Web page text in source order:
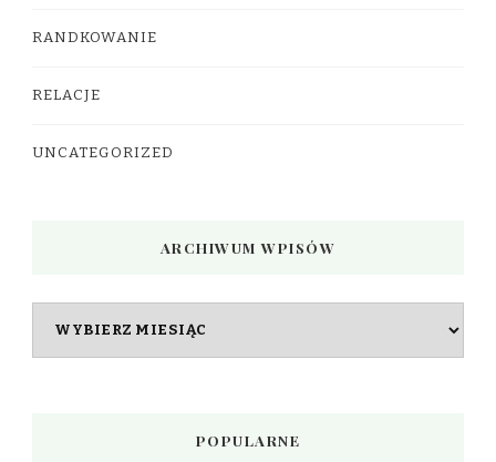
RANDKOWANIE
RELACJE
UNCATEGORIZED
ARCHIWUM WPISÓW
POPULARNE